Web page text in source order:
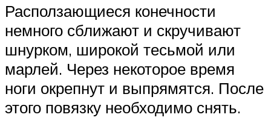
Расползающиеся конечности
немного сближают и скручивают
шнурком, широкой тесьмой или
марлей. Через некоторое время
ноги окрепнут и выпрямятся. После
этого повязку необходимо снять.